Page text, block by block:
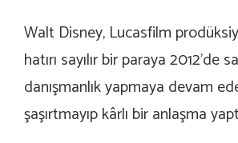
Walt Disney, Lucasfilm
hatırı sayılır bir paraya 2012’de
danışmanlık yapmaya devam
şaşırtmayıp kârlı bir anlaşma